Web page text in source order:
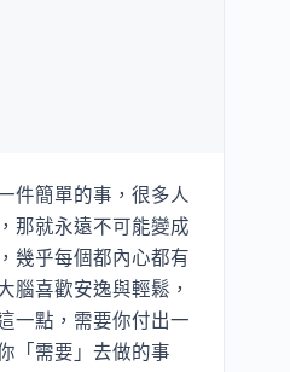
件簡單的事，很多人
那就永遠不可能變成
幾乎每個都內心都有
腦喜歡安逸與輕鬆，
一點，需要你付出一
「需要」去做的事